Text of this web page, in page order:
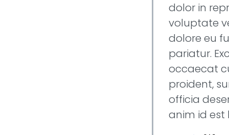
dolor in
voluptate
dolore eu
pariatur.
occaecat
proident,
officia
anim id est